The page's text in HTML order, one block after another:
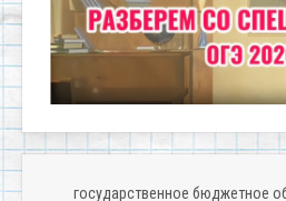
государственное бюджетное